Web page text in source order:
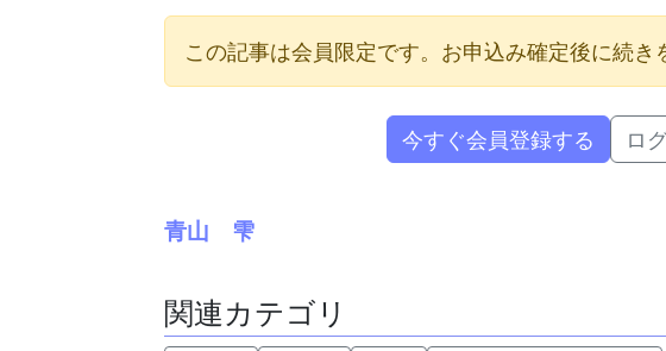
この記事は会員限定です。お申込み確定後に続き
今すぐ会員登録する ロ
青山 雫
関連カテゴリ